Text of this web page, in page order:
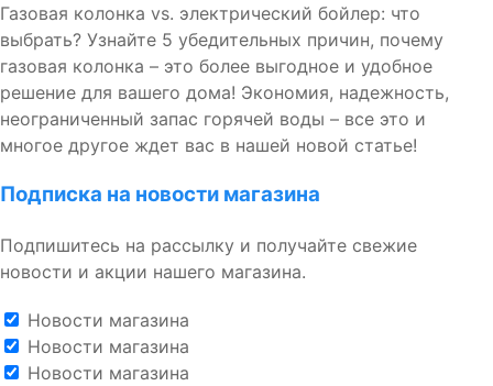
Газовая колонка vs. электрический бойлер: что
выбрать? Узнайте 5 убедительных причин, почему
газовая колонка – это более выгодное и удобное
решение для вашего дома! Экономия, надежность,
неограниченный запас горячей воды – все это и
многое другое ждет вас в нашей новой статье!
Подписка на новости магазина
Подпишитесь на рассылку и получайте свежие
новости и акции нашего магазина.
Новости магазина
Новости магазина
Новости магазина